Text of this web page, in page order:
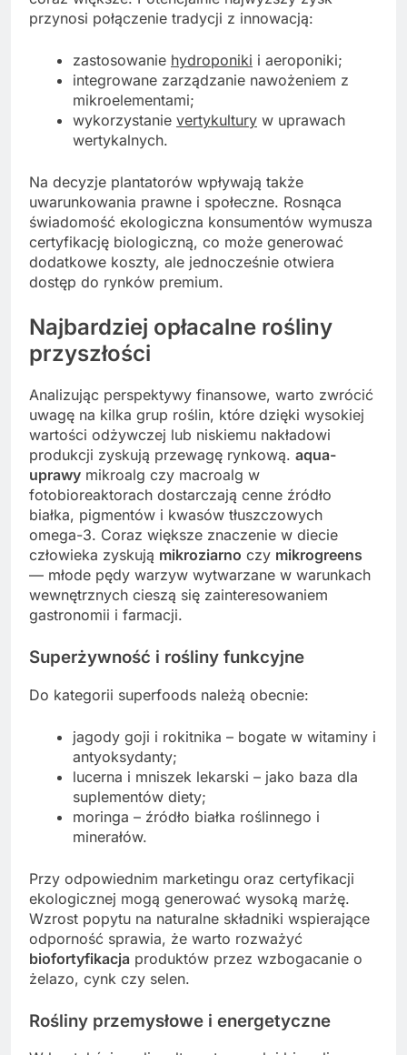
przynosi połączenie tradycji z innowacją:
zastosowanie hydroponiki i aeroponiki;
integrowane zarządzanie nawożeniem z
mikroelementami;
wykorzystanie vertykultury w uprawach
wertykalnych.
Na decyzje plantatorów wpływają także
uwarunkowania prawne i społeczne. Rosnąca
świadomość ekologiczna konsumentów wymusza
certyfikację biologiczną, co może generować
dodatkowe koszty, ale jednocześnie otwiera
dostęp do rynków premium.
Najbardziej opłacalne rośliny
przyszłości
Analizując perspektywy finansowe, warto zwrócić
uwagę na kilka grup roślin, które dzięki wysokiej
wartości odżywczej lub niskiemu nakładowi
produkcji zyskują przewagę rynkową. aqua-
uprawy mikroalg czy macroalg w
fotobioreaktorach dostarczają cenne źródło
białka, pigmentów i kwasów tłuszczowych
omega-3. Coraz większe znaczenie w diecie
człowieka zyskują mikroziarno czy mikrogreens
— młode pędy warzyw wytwarzane w warunkach
wewnętrznych cieszą się zainteresowaniem
gastronomii i farmacji.
Superżywność i rośliny funkcyjne
Do kategorii superfoods należą obecnie:
jagody goji i rokitnika – bogate w witaminy i
antyoksydanty;
lucerna i mniszek lekarski – jako baza dla
suplementów diety;
moringa – źródło białka roślinnego i
minerałów.
Przy odpowiednim marketingu oraz certyfikacji
ekologicznej mogą generować wysoką marżę.
Wzrost popytu na naturalne składniki wspierające
odporność sprawia, że warto rozważyć
biofortyfikacja produktów przez wzbogacanie o
żelazo, cynk czy selen.
Rośliny przemysłowe i energetyczne